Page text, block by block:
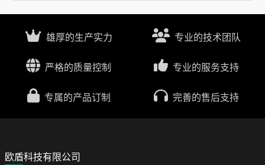
雄厚的生产实力 专业的技术团队
严格的质量控制 专业的服务支持
专属的产品订制 完善的售后支持
欧盾科技有限公司